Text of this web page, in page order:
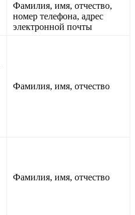
Фамилия, имя, отчество,
номер телефона, адрес
электронной почты
Фамилия, имя, отчество
Фамилия, имя, отчество